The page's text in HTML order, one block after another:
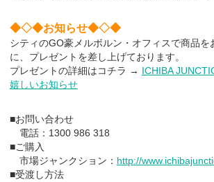
◆◇◆お知らせ◆◇◆
シティのGO豪メルボルン・オフィスで商品を
に、プレゼントを差し上げております。
プレゼントの詳細はコチラ → ICHIBA
嬉しいお知らせ
■お問い合わせ
電話：1300 986 318
■ご購入
市場ジャンクション： http://
■受渡し方法